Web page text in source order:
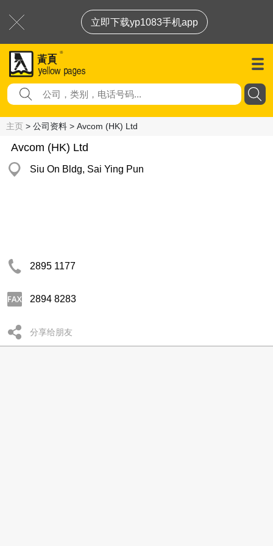
立即下载yp1083手机app
主页 > 公司资料 > Avcom (HK) Ltd
Avcom (HK) Ltd
Siu On Bldg, Sai Ying Pun
2895 1177
2894 8283
分享给朋友